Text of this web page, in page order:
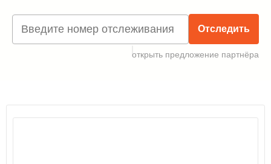
Отследить
открыть предложение партнёра